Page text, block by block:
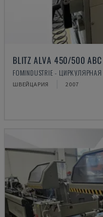
BLITZ ALVA 450/500 ABC
FOMINDUSTRIE -
ШВЕЙЦАРИЯ 2007